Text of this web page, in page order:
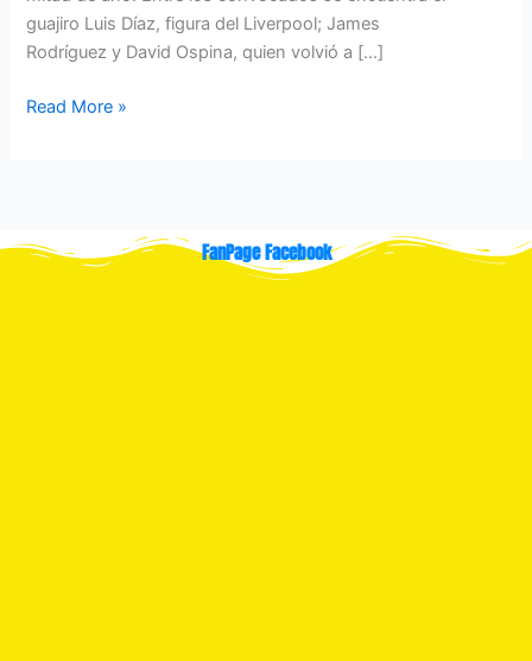
guajiro Luis Díaz, figura del Liverpool; James
Rodríguez y David Ospina, quien volvió a […]
Read More »
FanPage Facebook